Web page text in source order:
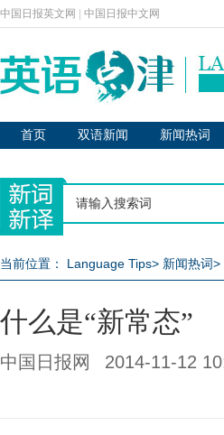
中国日报英文网 中国日报中文网
首页 双语新闻 新闻热词
当前位置： Language Tips> 新闻热词>
什么是“新常态”
中国日报网 2014-11-12